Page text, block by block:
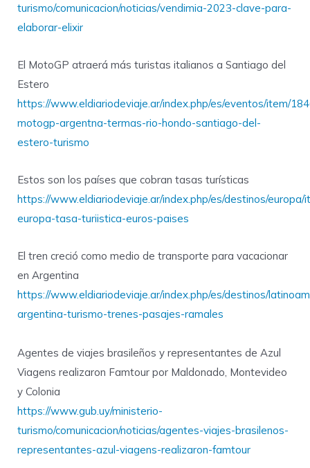
turismo/comunicacion/noticias/vendimia-2023-clave-para-
elaborar-elixir
El MotoGP atraerá más turistas italianos a Santiago del
Estero
https://www.eldiariodeviaje.ar/index.php/es/eventos/item/
motogp-argentna-termas-rio-hondo-santiago-del-
estero-turismo
Estos son los países que cobran tasas turísticas
https://www.eldiariodeviaje.ar/index.php/es/destinos/europa/
europa-tasa-turiistica-euros-paises
El tren creció como medio de transporte para vacacionar
en Argentina
https://www.eldiariodeviaje.ar/index.php/es/destinos/
argentina-turismo-trenes-pasajes-ramales
Agentes de viajes brasileños y representantes de Azul
Viagens realizaron Famtour por Maldonado, Montevideo
y Colonia
https://www.gub.uy/ministerio-
turismo/comunicacion/noticias/agentes-viajes-brasilenos-
representantes-azul-viagens-realizaron-famtour